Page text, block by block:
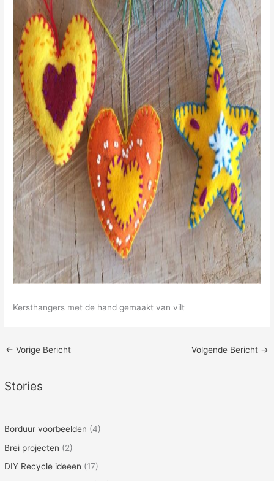
Stories
Borduur voorbeelden (4)
Brei projecten (2)
DIY Recycle ideeen (17)
Kersthangers met de hand gemaakt van vilt
← Vorige Bericht Volgende Bericht →